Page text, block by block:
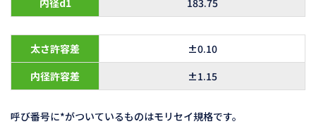
内径d1
183.75
太さ許容差
±0.10
内径許容差
±1.15
呼び番号に*がついているものはモリセイ規格です。